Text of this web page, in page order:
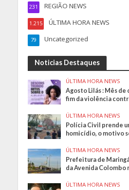
REGIÃO NEWS
231
ÚLTIMA HORA NEWS
1.215
Uncategorized
79
Noticias Destaques
ÚLTIMA HORA NEWS
Agosto Lilás : Mês
fim da violência
ÚLTIMA HORA NEWS
Polícia Civil prende
homicídio, o motivo
ÚLTIMA HORA NEWS
Prefeitura de
da Avenida Colombo
ÚLTIMA HORA NEWS